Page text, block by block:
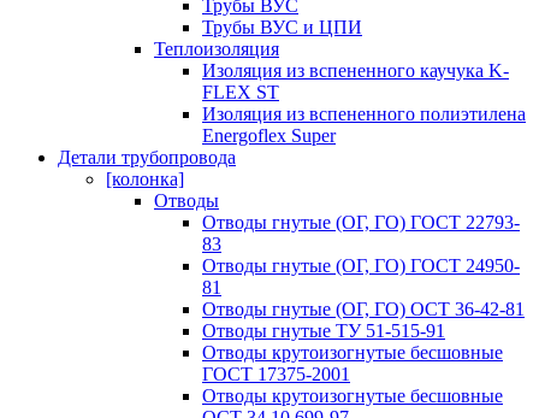
Трубы ВУС
Трубы ВУС и ЦПИ
Теплоизоляция
Изоляция из вспененного каучука K-
FLEX ST
Изоляция из вспененного полиэтилена
Energoflex Super
Детали трубопровода
[колонка]
Отводы
Отводы гнутые (ОГ, ГО) ГОСТ 22793-
83
Отводы гнутые (ОГ, ГО) ГОСТ 24950-
81
Отводы гнутые (ОГ, ГО) ОСТ 36-42-81
Отводы гнутые ТУ 51-515-91
Отводы крутоизогнутые бесшовные
ГОСТ 17375-2001
Отводы крутоизогнутые бесшовные